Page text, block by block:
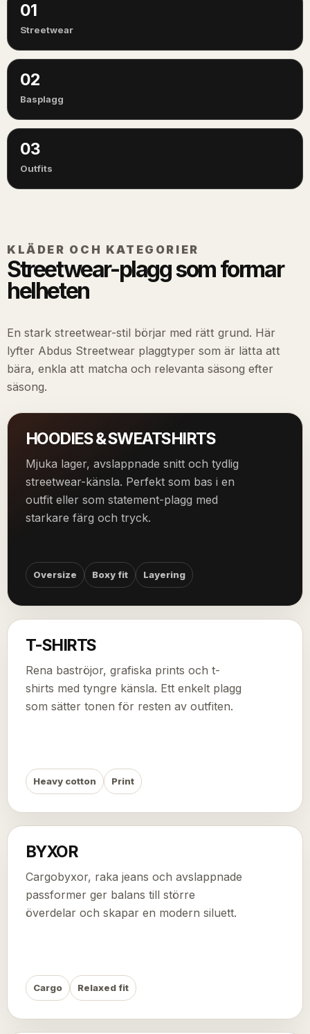
01
Streetwear
02
Basplagg
03
Outfits
KLÄDER OCH KATEGORIER
Streetwear-plagg som formar
helheten
En stark streetwear-stil börjar med rätt grund. Här
lyfter Abdus Streetwear plaggtyper som är lätta att
bära, enkla att matcha och relevanta säsong efter
säsong.
HOODIES & SWEATSHIRTS
Mjuka lager, avslappnade snitt och tydlig
streetwear-känsla. Perfekt som bas i en
outfit eller som statement-plagg med
starkare färg och tryck.
Oversize Boxy fit Layering
T-SHIRTS
Rena baströjor, grafiska prints och t-
shirts med tyngre känsla. Ett enkelt plagg
som sätter tonen för resten av outfiten.
Heavy cotton Print
BYXOR
Cargobyxor, raka jeans och avslappnade
passformer ger balans till större
överdelar och skapar en modern siluett.
Cargo Relaxed fit